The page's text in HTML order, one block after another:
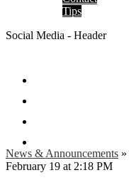
Tips
Social Media - Header
News & Announcements »
February 19 at 2:18 PM